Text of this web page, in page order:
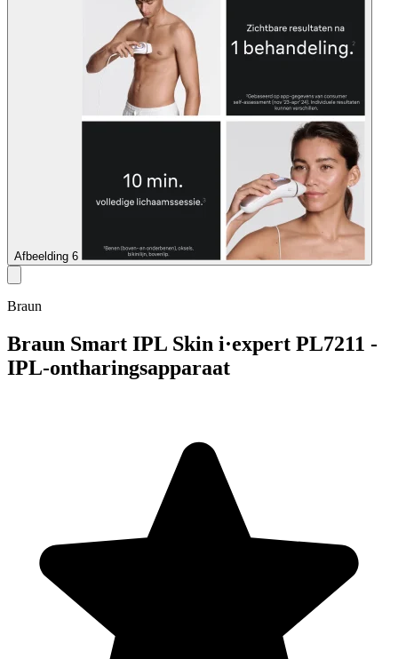
Afbeelding 6
Braun
Braun Smart IPL Skin i·expert PL7211 -
IPL-ontharingsapparaat